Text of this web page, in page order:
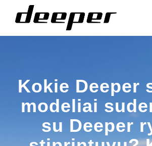
Kokie Deeper
modeliai
su Deeper